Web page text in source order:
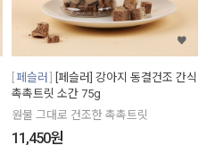
페슬러
[페슬러] 강아지 동결건조 간식
촉촉트릿 소간 75g
원물 그대로 건조한 촉촉트릿
11,450원